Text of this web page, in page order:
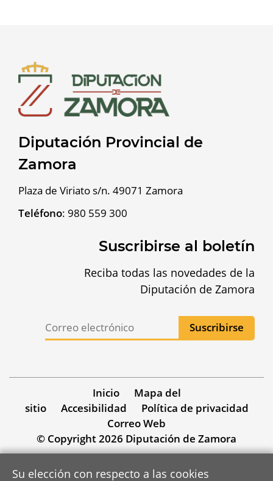
Diputación Provincial de
Zamora
Plaza de Viriato s/n. 49071 Zamora
Teléfono: 980 559 300
Suscribirse al boletín
Reciba todas las novedades de la
Diputación de Zamora
Inicio
Mapa del
sitio
Accesibilidad
Política de privacidad
Correo Web
© Copyright 2026 Diputación de Zamora
Su elección con respecto a las cookies